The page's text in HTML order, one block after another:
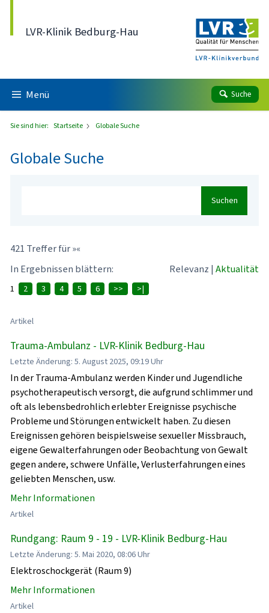
LVR-Klinik Bedburg-Hau
Menü Suche
Sie sind hier: Startseite Globale Suche
Globale Suche
Suchen
421 Treffer für »«
In Ergebnissen blättern:
Relevanz | Aktualität
1 2 3 4 5 6 >> >|
Artikel
Trauma-Ambulanz - LVR-Klinik Bedburg-Hau
Letzte Änderung: 5. August 2025, 09:19 Uhr
In der Trauma-Ambulanz werden Kinder und Jugendliche
psychotherapeutisch versorgt, die aufgrund schlimmer und
oft als lebensbedrohlich erlebter Ereignisse psychische
Probleme und Störungen entwickelt haben. Zu diesen
Ereignissen gehören beispielsweise sexueller Missbrauch,
eigene Gewalterfahrungen oder Beobachtung von Gewalt
gegen andere, schwere Unfälle, Verlusterfahrungen eines
geliebten Menschen, usw.
Mehr Informationen
Artikel
Rundgang: Raum 9 - 19 - LVR-Klinik Bedburg-Hau
Letzte Änderung: 5. Mai 2020, 08:06 Uhr
Elektroschockgerät (Raum 9)
Mehr Informationen
Artikel